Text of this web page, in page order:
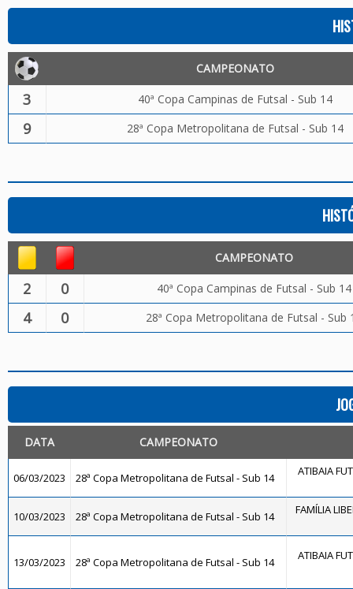
CAMPEONATO
3 40ª Copa Campinas de Futsal - Sub 14
9 28ª Copa Metropolitana de Futsal - Sub 14
CAMPEONATO
2 0 40ª Copa Campinas de Futsal - Sub 14
4 0 28ª Copa Metropolitana de Futsal - Sub
DATA CAMPEONATO
06/03/2023 28ª Copa Metropolitana de Futsal - Sub 14 ATIBAIA
10/03/2023 28ª Copa Metropolitana de Futsal - Sub 14 FAMÍLIA
13/03/2023 28ª Copa Metropolitana de Futsal - Sub 14 ATIBAIA